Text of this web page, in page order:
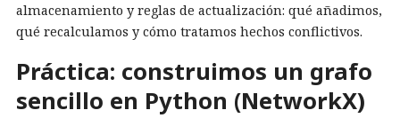
almacenamiento y reglas de actualización: qué añadimos,
qué recalculamos y cómo tratamos hechos conflictivos.
Práctica: construimos un grafo
sencillo en Python (NetworkX)